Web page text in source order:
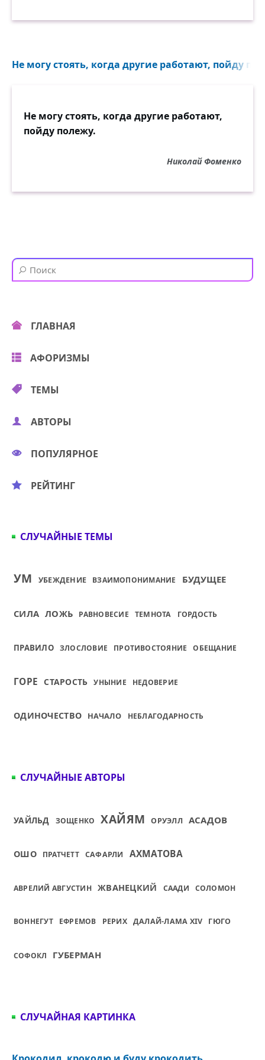
Они достаточно дёшевы, но даже самые
психиатру. Если вы всё же соберётесь
Не могу стоять, когда другие работают, пойду
Не могу стоять, когда другие работают,
пойду полежу.
Николай Фоменко
ГЛАВНАЯ
АФОРИЗМЫ
ТЕМЫ
АВТОРЫ
ПОПУЛЯРНОЕ
РЕЙТИНГ
СЛУЧАЙНЫЕ ТЕМЫ
УМ УБЕЖДЕНИЕ ВЗАИМОПОНИМАНИЕ БУДУЩЕЕ
СИЛА ЛОЖЬ РАВНОВЕСИЕ ТЕМНОТА ГОРДОСТЬ
ПРАВИЛО ЗЛОСЛОВИЕ ПРОТИВОСТОЯНИЕ ОБЕЩАНИЕ
ГОРЕ СТАРОСТЬ УНЫНИЕ НЕДОВЕРИЕ
ОДИНОЧЕСТВО НАЧАЛО НЕБЛАГОДАРНОСТЬ
СЛУЧАЙНЫЕ АВТОРЫ
УАЙЛЬД ЗОЩЕНКО ХАЙЯМ ОРУЭЛЛ АСАДОВ
ОШО ПРАТЧЕТТ САФАРЛИ АХМАТОВА
АВРЕЛИЙ АВГУСТИН ЖВАНЕЦКИЙ СААДИ СОЛОМОН
ВОННЕГУТ ЕФРЕМОВ РЕРИХ ДАЛАЙ-ЛАМА XIV ГЮГО
СОФОКЛ ГУБЕРМАН
СЛУЧАЙНАЯ КАРТИНКА